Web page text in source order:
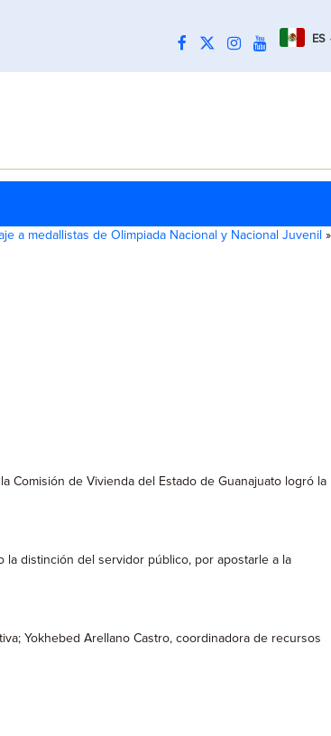
ES
a medallistas de Olimpiada Nacional y Nacional Juvenil »
Comisión de Vivienda del Estado de Guanajuato logró la
la distinción del servidor público, por apostarle a la
Yokhebed Arellano Castro, coordinadora de recursos